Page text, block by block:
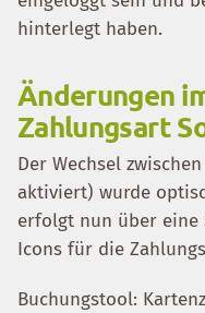
hinterlegt haben.
Änderungen
Zahlungsart
Der Wechsel
aktiviert) wurde
erfolgt nun über
Icons für die
Buchungstool: